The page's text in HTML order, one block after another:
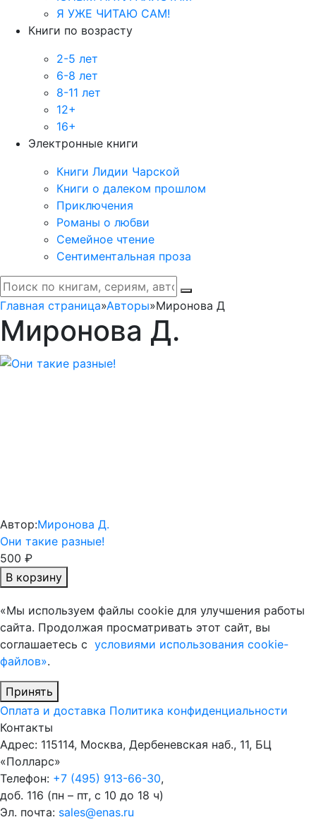
Я УЖЕ ЧИТАЮ САМ!
Книги по возрасту
2-5 лет
6-8 лет
8-11 лет
12+
16+
Электронные книги
Книги Лидии Чарской
Книги о далеком прошлом
Приключения
Романы о любви
Семейное чтение
Сентиментальная проза
Главная страница»Авторы»Миронова Д
Миронова Д.
Автор:Миронова Д.
Они такие разные!
500 ₽
В корзину
«Мы используем файлы cookie для улучшения работы
сайта. Продолжая просматривать этот сайт, вы
соглашаетесь с условиями использования cookie-
файлов».
Принять
Оплата и доставка Политика конфиденциальности
Контакты
Адрес: 115114, Москва, Дербеневская наб., 11, БЦ
«Полларс»
Телефон: +7 (495) 913-66-30,
доб. 116 (пн – пт, с 10 до 18 ч)
Эл. почта: sales@enas.ru